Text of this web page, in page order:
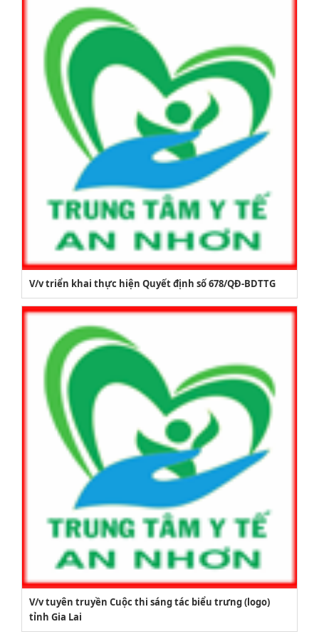
V/v triển khai thực hiện Quyết định số 678/QĐ-BDTTG
V/v tuyên truyền Cuộc thi sáng tác biểu trưng (logo)
tỉnh Gia Lai